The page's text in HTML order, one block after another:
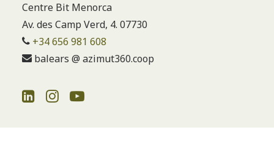
Centre Bit Menorca
Av. des Camp Verd, 4. 07730
+34 656 981 608
balears @ azimut360.coop